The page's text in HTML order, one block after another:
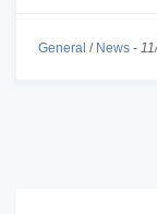
General / News -